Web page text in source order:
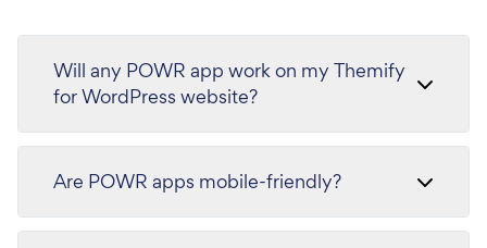
Will any POWR app work on my Themify
for WordPress website?
Are POWR apps mobile-friendly?